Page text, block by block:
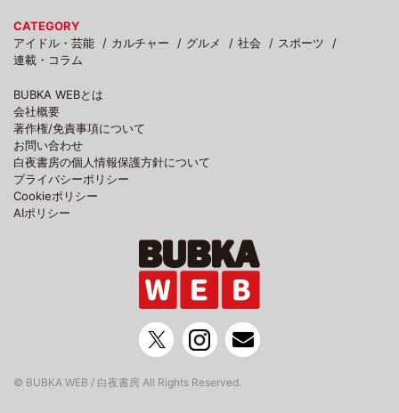
CATEGORY
アイドル・芸能
カルチャー グルメ 社会
スポーツ
連載・コラム
BUBKA WEBとは
会社概要
著作権/免責事項について
お問い合わせ
白夜書房の個人情報保護方針について
プライバシーポリシー
Cookieポリシー
AIポリシー
© BUBKA WEB / 白夜書房 All Rights Reserved.